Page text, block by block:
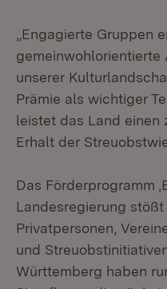
„Engagierte Gruppen
unserer
Prämie als wichtiger
leistet das Land einen
Erhalt der
Das Förderprogramm
Landesregierung
Privatpersonen,
und
Württemberg haben